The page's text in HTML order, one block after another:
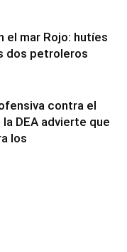
el mar Rojo: hutíes
dos petroleros
contra el
DEA advierte que
los